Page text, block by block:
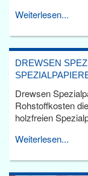
Weiterlesen...
DREWSEN
Drewsen
Rohstoffkosten
holzfreien
Weiterlesen...